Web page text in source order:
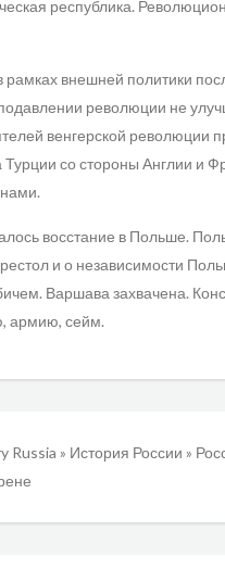
республика.
рамках внешней политики
революции не
венгерской революции
со стороны Англии и
восстание в Польше.
и о независимости
Варшава захвачена.
армию, сейм.
Russia » История России »